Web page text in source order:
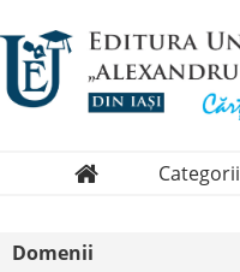
Categorii
Domenii